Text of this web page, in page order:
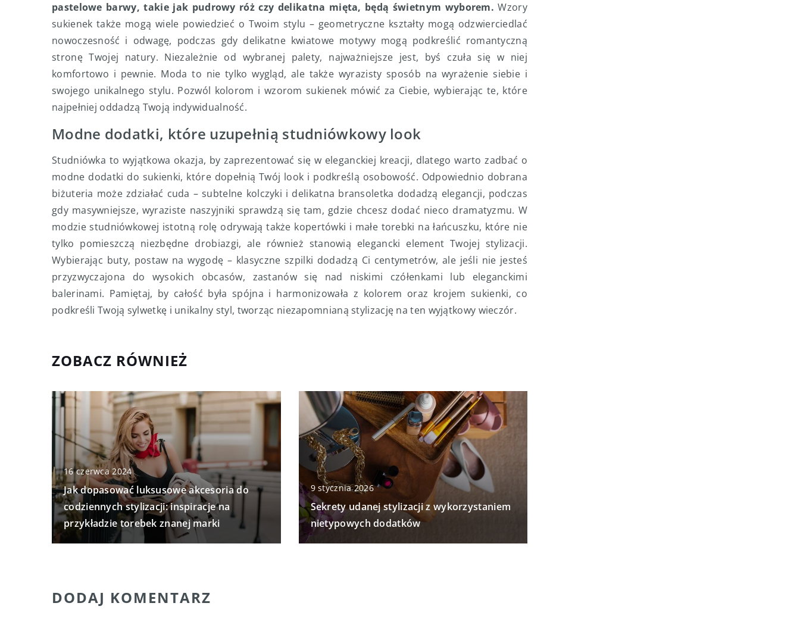
pastelowe barwy, takie jak pudrowy róż czy delikatna mięta, będą świetnym wyborem. Wzory
sukienek także mogą wiele powiedzieć o Twoim stylu – geometryczne kształty mogą odzwierciedlać
nowoczesność i odwagę, podczas gdy delikatne kwiatowe motywy mogą podkreślić romantyczną
stronę Twojej natury. Niezależnie od wybranej palety, najważniejsze jest, byś czuła się w niej
komfortowo i pewnie. Moda to nie tylko wygląd, ale także wyrazisty sposób na wyrażenie siebie i
swojego unikalnego stylu. Pozwól kolorom i wzorom sukienek mówić za Ciebie, wybierając te, które
najpełniej oddadzą Twoją indywidualność.
Modne dodatki, które uzupełnią studniówkowy look
Studniówka to wyjątkowa okazja, by zaprezentować się w eleganckiej kreacji, dlatego warto zadbać o
modne dodatki do sukienki, które dopełnią Twój look i podkreślą osobowość. Odpowiednio dobrana
biżuteria może zdziałać cuda – subtelne kolczyki i delikatna bransoletka dodadzą elegancji, podczas
gdy masywniejsze, wyraziste naszyjniki sprawdzą się tam, gdzie chcesz dodać nieco dramatyzmu. W
modzie studniówkowej istotną rolę odrywają także kopertówki i małe torebki na łańcuszku, które nie
tylko pomieszczą niezbędne drobiazgi, ale również stanowią elegancki element Twojej stylizacji.
Wybierając buty, postaw na wygodę – klasyczne szpilki dodadzą Ci centymetrów, ale jeśli nie jesteś
przyzwyczajona do wysokich obcasów, zastanów się nad niskimi czółenkami lub eleganckimi
balerinami. Pamiętaj, by całość była spójna i harmonizowała z kolorem oraz krojem sukienki, co
podkreśli Twoją sylwetkę i unikalny styl, tworząc niezapomnianą stylizację na ten wyjątkowy wieczór.
ZOBACZ RÓWNIEŻ
16 czerwca 2024
Jak dopasować luksusowe akcesoria do
codziennych stylizacji: inspiracje na
przykładzie torebek znanej marki
9 stycznia 2026
Sekrety udanej stylizacji z wykorzystaniem
nietypowych dodatków
DODAJ KOMENTARZ